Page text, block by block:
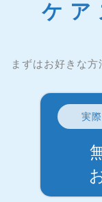
ケア
まずはお好きな
実